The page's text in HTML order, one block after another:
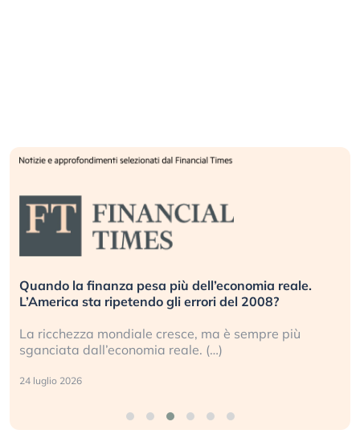
Quando la finanza pesa più dell’economia reale.
L’America sta ripetendo gli errori del 2008?
La ricchezza mondiale cresce, ma è sempre più
sganciata dall’economia reale. (…)
24 luglio 2026